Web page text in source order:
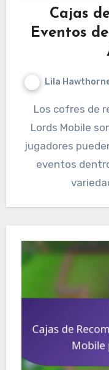
Cajas
Eventos
Lila
Los cofres de recompensas de eventos de
Lords Mobile
jugadores
eventos